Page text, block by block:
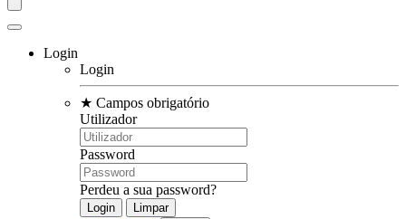
Login
Login
★ Campos obrigatório
Utilizador
Password
Perdeu a sua password?